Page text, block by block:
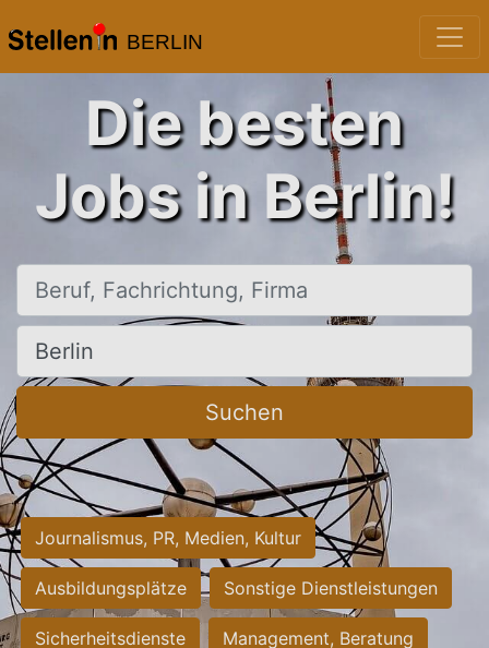
BERLIN
Die besten
Jobs in Berlin!
Beruf, Fachrichtung, Firma
Ort, Stadt
Suchen
Journalismus, PR, Medien, Kultur
Ausbildungsplätze Sonstige Dienstleistungen
Sicherheitsdienste Management, Beratung